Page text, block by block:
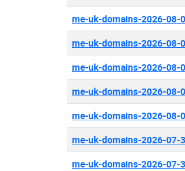
me-uk-domains-2026-08-
me-uk-domains-2026-08-
me-uk-domains-2026-08-
me-uk-domains-2026-08-
me-uk-domains-2026-08-
me-uk-domains-2026-07-
me-uk-domains-2026-07-